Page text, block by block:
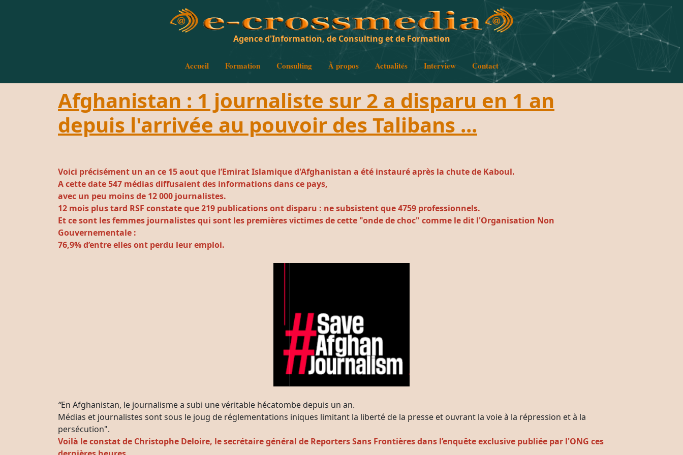
Agence d'Information, de Consulting et de Formation
Accueil Formation Consulting À propos Actualités Interview Contact
Afghanistan : 1 journaliste sur 2 a disparu en 1 an
depuis l'arrivée au pouvoir des Talibans ...
Voici précisément un an ce 15 aout que l’Emirat Islamique d'Afghanistan a été instauré après la chute de Kaboul.
A cette date 547 médias diffusaient des informations dans ce pays,
avec un peu moins de 12 000 journalistes.
12 mois plus tard RSF constate que 219 publications ont disparu : ne subsistent que 4759 professionnels.
Et ce sont les femmes journalistes qui sont les premières victimes de cette "onde de choc" comme le dit l'Organisation Non
Gouvernementale :
76,9% d’entre elles ont perdu leur emploi.
“En Afghanistan, le journalisme a subi une véritable hécatombe depuis un an.
Médias et journalistes sont sous le joug de réglementations iniques limitant la liberté de la presse et ouvrant la voie à la répression et à la
persécution".
Voilà le constat de Christophe Deloire, le secrétaire général de Reporters Sans Frontières dans l’enquête exclusive publiée par l'ONG ces